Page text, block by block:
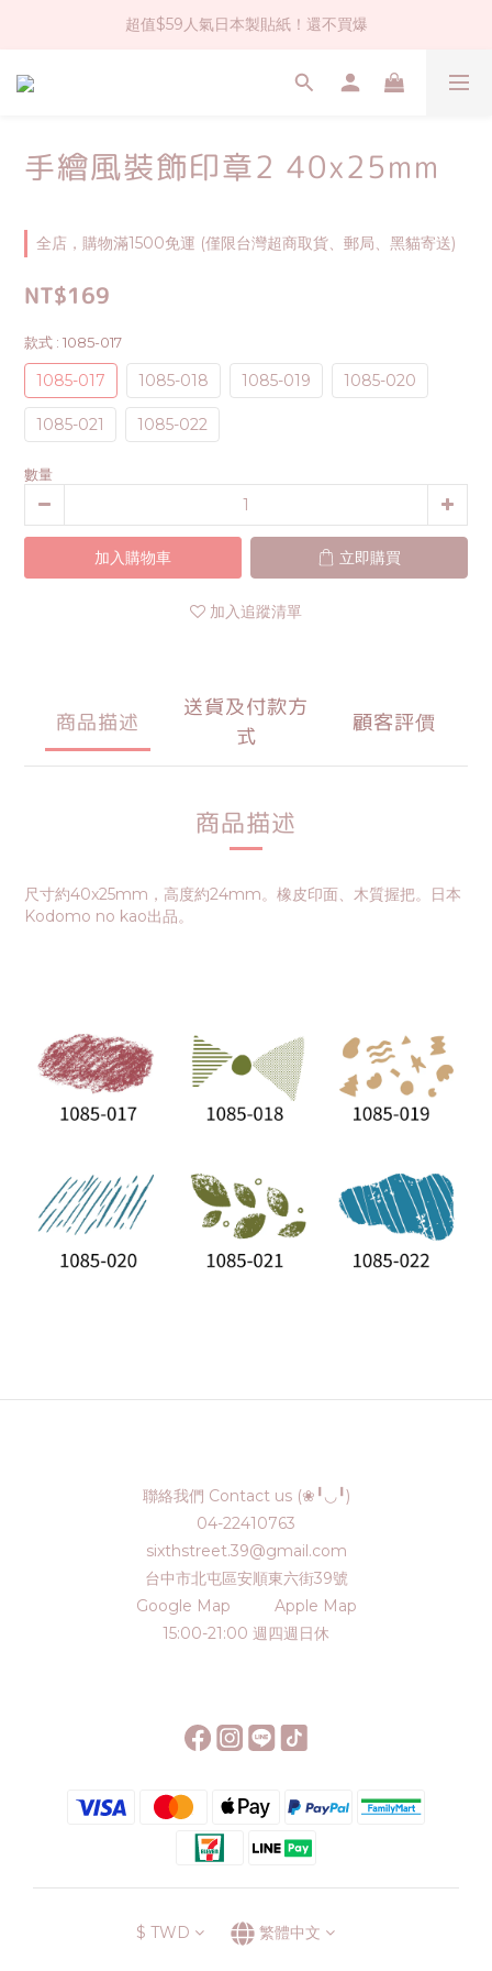
社群大人氣！各種有趣的打洞器
超值$59人氣日本製貼紙！還不買爆
全店$1500免運(台灣地區)
手繪風裝飾印章2 40x25mm
全店，購物滿1500免運 (僅限台灣超商取貨、郵局、黑貓寄送)
NT$169
款式 : 1085-017
1085-017 1085-018 1085-019 1085-020
1085-021 1085-022
數量
加入購物車 立即購買
加入追蹤清單
商品描述
送貨及付款方
式
顧客評價
商品描述
尺寸約40x25mm，高度約24mm。橡皮印面、木質握把。日本
Kodomo no kao出品。
聯絡我們 Contact us (❀╹◡╹)
04-22410763
sixthstreet.39@gmail.com
台中市北屯區安順東六街39號
Google Map
Apple Map
15:00-21:00 週四週日休
$ TWD 繁體中文